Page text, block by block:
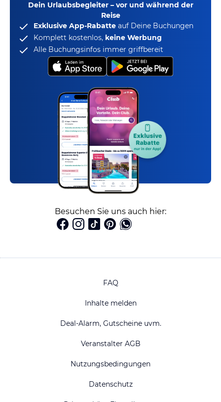
Dein Urlaubsbegleiter – vor und während der
Reise
Exklusive App-Rabatte auf Deine Buchungen
Komplett kostenlos, keine Werbung
Alle Buchungsinfos immer griffbereit
Besuchen Sie uns auch hier:
FAQ
Inhalte melden
Deal-Alarm, Gutscheine uvm.
Veranstalter AGB
Nutzungsbedingungen
Datenschutz